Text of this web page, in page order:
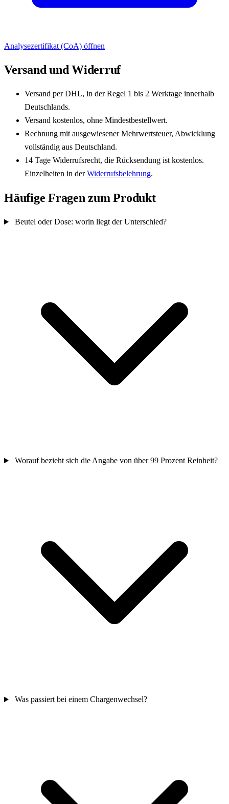
Analysezertifikat (CoA) öffnen
Versand und Widerruf
Versand per DHL, in der Regel 1 bis 2 Werktage innerhalb
Deutschlands.
Versand kostenlos, ohne Mindestbestellwert.
Rechnung mit ausgewiesener Mehrwertsteuer, Abwicklung
vollständig aus Deutschland.
14 Tage Widerrufsrecht, die Rücksendung ist kostenlos.
Einzelheiten in derWiderrufsbelehrung.
Häufige Fragen zum Produkt
Beutel oder Dose: worin liegt der Unterschied?
Worauf bezieht sich die Angabe von über 99 Prozent Reinheit?
Was passiert bei einem Chargenwechsel?